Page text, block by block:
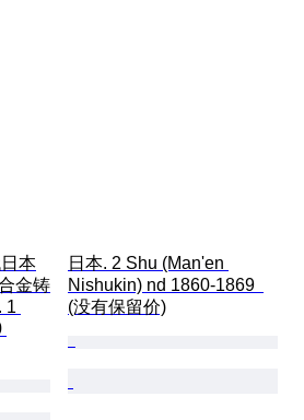
本
金铸
1
日本. 2 Shu (Man'en
Nishukin) nd 1860-1869
(没有保留价)